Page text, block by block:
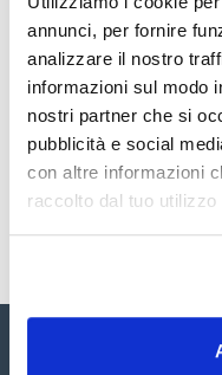
annunci, per fornire
analizzare il nostro
informazioni sul modo
nostri partner che si
pubblicità e social
con altre informazioni
raccolto dal tuo
per diverse capsule e
le capsule in acciaio e
montaggio opzionale.
Documentazione
TDS / Scheda tecnica
SDS / Scheda di
Sicurezza
Registrati per i